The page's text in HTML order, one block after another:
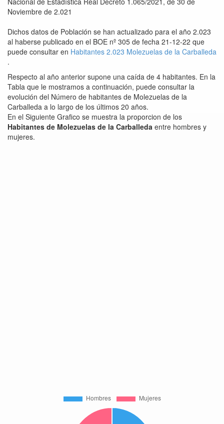
Noviembre de 2.021
Dichos datos de Población se han actualizado para el año 2.023
al haberse publicado en el BOE nº 305 de fecha 21-12-22 que
puede consultar en Habitantes 2.023 Molezuelas de la Carballeda
.
Respecto al año anterior supone una caída de 4 habitantes. En la
Tabla que le mostramos a continuación, puede consultar la
evolución del Número de habitantes de Molezuelas de la
Carballeda a lo largo de los últimos 20 años.
En el Siguiente Grafico se muestra la proporcion de los
Habitantes de Molezuelas de la Carballeda entre hombres y
mujeres.